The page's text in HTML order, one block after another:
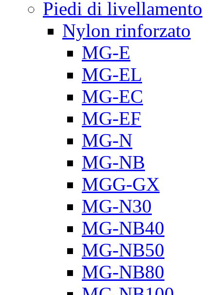
Piedi di livellamento
Nylon rinforzato
MG-E
MG-EL
MG-EC
MG-EF
MG-N
MG-NB
MGG-GX
MG-N30
MG-NB40
MG-NB50
MG-NB80